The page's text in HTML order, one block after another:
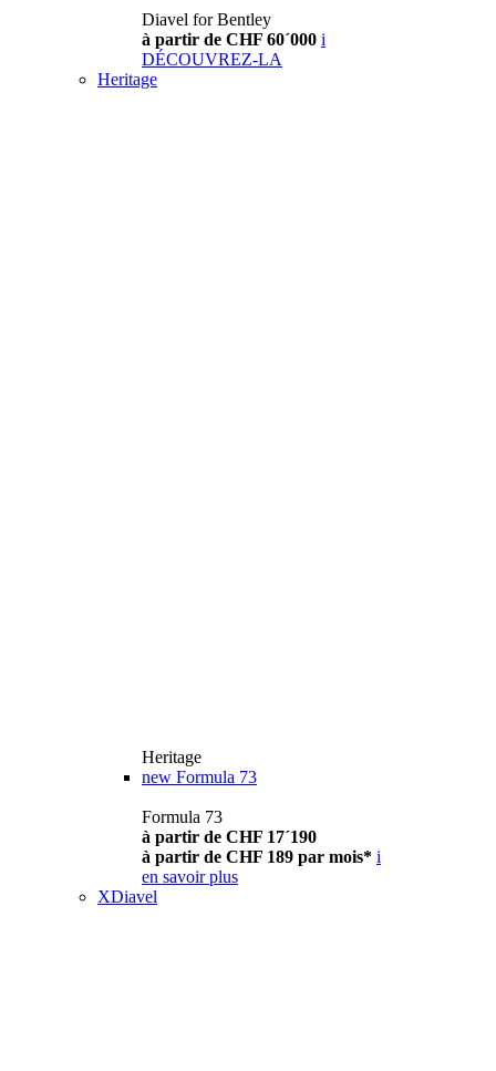
Diavel for Bentley
à partir de CHF 60´000 i
DÉCOUVREZ-LA
Heritage
Heritage
new Formula 73
Formula 73
à partir de CHF 17´190
à partir de CHF 189 par mois* i
en savoir plus
XDiavel